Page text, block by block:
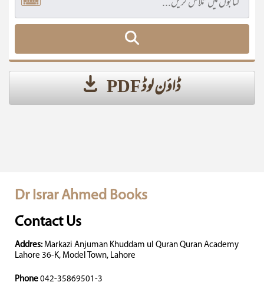
ڈاؤن لوڈ PDF
Dr Israr Ahmed Books
Contact Us
Addres: Markazi Anjuman Khuddam ul Quran Quran Academy
Lahore 36-K, Model Town, Lahore
Phone 042-35869501-3